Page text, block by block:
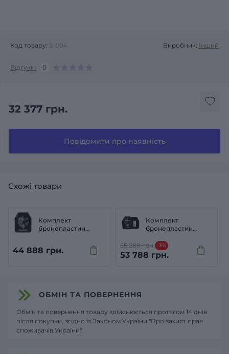
Код товару: S-094 Виробник: Інший
Відгуки: 0
32 377 грн.
Повідомити про наявність
Схожі товари
Комплект
бронепластин
(бронеплити для
бронежилету)
44 888 грн.
Комплект
бронепластин
PROTECTION GROUP
DENMARK STRIKE
FACE S-LW-Multi-
55 288 грн. -3%
53 788 грн.
ОБМІН ТА ПОВЕРНЕННЯ
Обмін та повернення товару здійснюється протягом 14 днів
після покупки, згідно із Законом України "Про захист прав
споживачів України".